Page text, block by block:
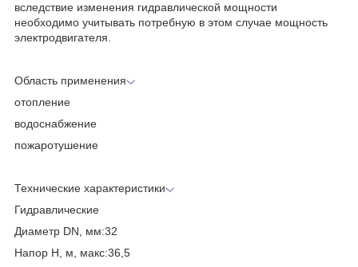
вследствие изменения гидравлической мощности
необходимо учитывать потребную в этом случае мощность
электродвигателя.
Область применения
отопление
водоснабжение
пожаротушение
Технические характеристики
Гидравлические
Диаметр DN, мм:32
Напор H, м, макс:36,5